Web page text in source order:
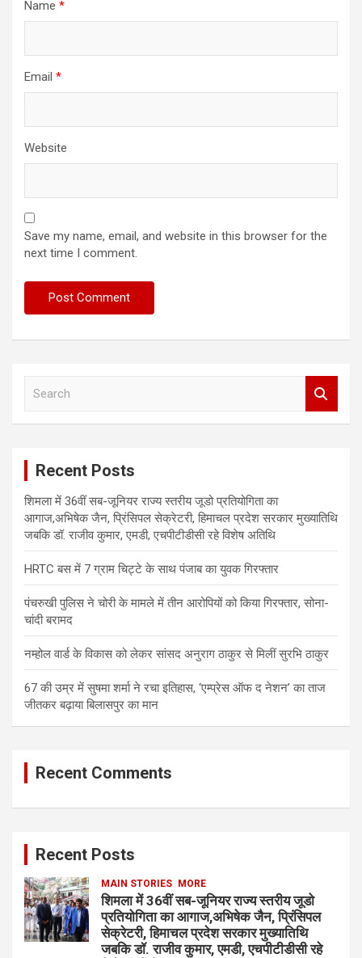
Name *
Email *
Website
Save my name, email, and website in this browser for the
next time I comment.
Recent Posts
शिमला में 36वीं सब-जूनियर राज्य स्तरीय जूडो प्रतियोगिता का
आगाज,अभिषेक जैन, प्रिंसिपल सेक्रेटरी, हिमाचल प्रदेश सरकार मुख्यातिथि
जबकि डॉ. राजीव कुमार, एमडी, एचपीटीडीसी रहे विशेष अतिथि
HRTC बस में 7 ग्राम चिट्टे के साथ पंजाब का युवक गिरफ्तार
पंचरुखी पुलिस ने चोरी के मामले में तीन आरोपियों को किया गिरफ्तार, सोना-
चांदी बरामद
नम्होल वार्ड के विकास को लेकर सांसद अनुराग ठाकुर से मिलीं सुरभि ठाकुर
67 की उम्र में सुषमा शर्मा ने रचा इतिहास, ‘एम्प्रेस ऑफ द नेशन’ का ताज
जीतकर बढ़ाया बिलासपुर का मान
Recent Comments
Recent Posts
MAIN STORIES MORE
शिमला में 36वीं सब-जूनियर राज्य स्तरीय जूडो
प्रतियोगिता का आगाज,अभिषेक जैन, प्रिंसिपल
सेक्रेटरी, हिमाचल प्रदेश सरकार मुख्यातिथि
जबकि डॉ. राजीव कुमार, एमडी, एचपीटीडीसी रहे